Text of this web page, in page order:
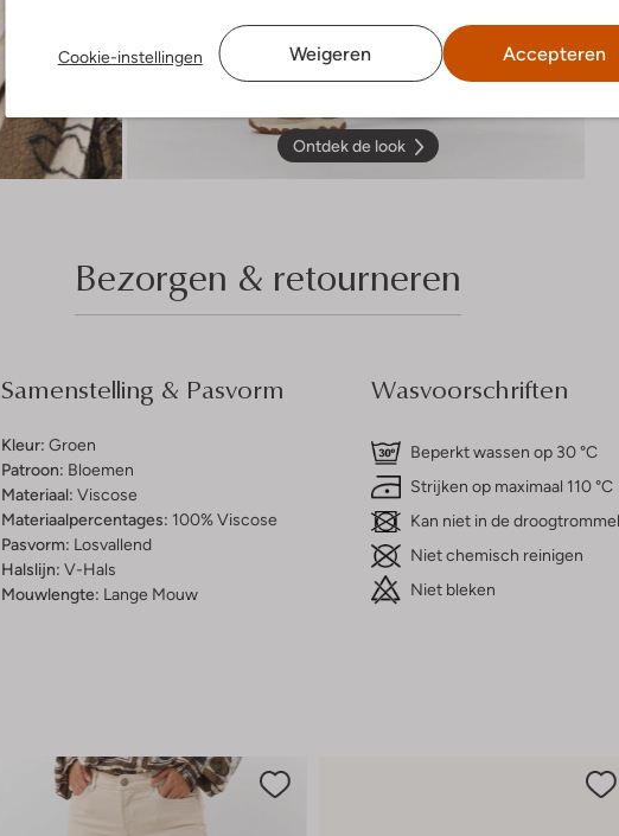
Cookie-instellingen Weigeren Accepteren
Ontdek de look
Bezorgen & retourneren
Samenstelling & Pasvorm
Kleur: Groen
Patroon: Bloemen
Materiaal: Viscose
Materiaalpercentages: 100% Viscose
Pasvorm: Losvallend
Halslijn: V-Hals
Mouwlengte: Lange Mouw
Wasvoorschriften
Beperkt wassen op 30 °C
Strijken op maximaal 110 °C
Kan niet in de droogtrommel
Niet chemisch reinigen
Niet bleken